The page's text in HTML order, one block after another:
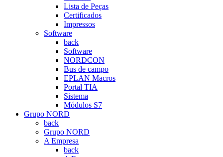
Lista de Peças
Certificados
Impressos
Software
back
Software
NORDCON
Bus de campo
EPLAN Macros
Portal TIA
Sistema
Módulos S7
Grupo NORD
back
Grupo NORD
A Empresa
back